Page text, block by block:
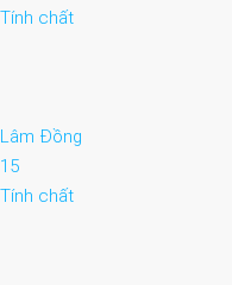
Tính chất
Lâm Đồng
15
Tính chất